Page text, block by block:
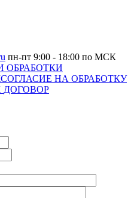
пн-пт 9:00 - 18:00 по МСК
СОГЛАСИЕ НА ОБРАБОТКУ
ДОГОВОР